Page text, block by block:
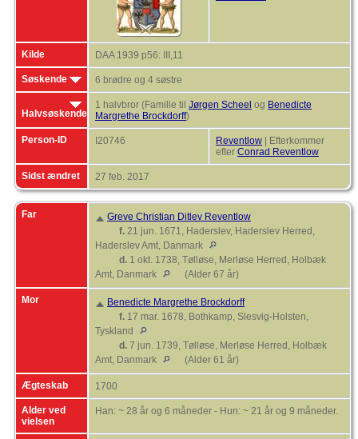
Kilde DAA 1939 p56: III,11
Søskende 6 brødre og 4 søstre
Halvsøskende
1 halvbror (Familie til Jørgen Scheel og Benedicte
Margrethe Brockdorff)
Person-ID I20746 Reventlow | Efterkommer
efter Conrad Reventlow
Sidst ændret 27 feb. 2017
Far
Greve Christian Ditlev Reventlow
f. 21 jun. 1671, Haderslev, Haderslev Herred,
Haderslev Amt, Danmark
d. 1 okt. 1738, Tølløse, Merløse Herred, Holbæk
Amt, Danmark
(Alder 67 år)
Mor
Benedicte Margrethe Brockdorff
f. 17 mar. 1678, Bothkamp, Slesvig-Holsten,
Tyskland
d. 7 jun. 1739, Tølløse, Merløse Herred, Holbæk
Amt, Danmark
(Alder 61 år)
Ægteskab 1700
Alder ved
vielsen
Han: ~ 28 år og 6 måneder - Hun: ~ 21 år og 9 måneder.